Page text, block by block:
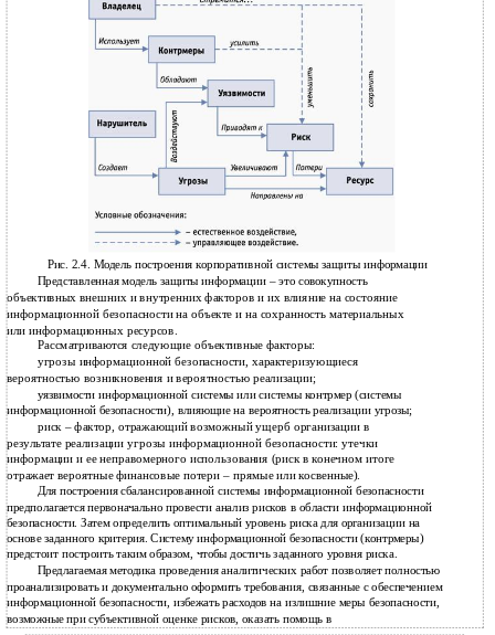
Рис. 2.4. Модель построения корпоративной системы защиты информации
Представленная модель защиты информации – это совокупность
объективных внешних и внутренних факторов и их влияние на состояние
информационной безопасности на объекте и на сохранность материальных
или информационных ресурсов.
Рассматриваются следующие объективные факторы:
угрозы информационной безопасности, характеризующиеся
вероятностью возникновения и вероятностью реализации;
уязвимости информационной системы или системы контрмер (системы
информационной безопасности), влияющие на вероятность реализации угрозы;
риск – фактор, отражающий возможный ущерб организации в
результате реализации угрозы информационной безопасности: утечки
информации и ее неправомерного использования (риск в конечном итоге
отражает вероятные финансовые потери – прямые или косвенные).
Для построения сбалансированной системы информационной безопасности
предполагается первоначально провести анализ рисков в области информационной
безопасности. Затем определить оптимальный уровень риска для организации на
основе заданного критерия. Систему информационной безопасности (контрмеры)
предстоит построить таким образом, чтобы достичь заданного уровня риска.
Предлагаемая методика проведения аналитических работ позволяет полностью
проанализировать и документально оформить требования, связанные с обеспечением
информационной безопасности, избежать расходов на излишние меры безопасности,
возможные при субъективной оценке рисков, оказать помощь в